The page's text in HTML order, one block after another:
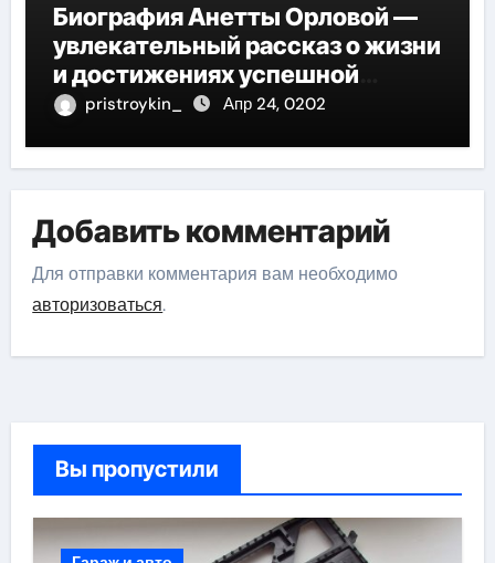
Биография Анетты Орловой —
увлекательный рассказ о жизни
и достижениях успешной
фигуристки
pristroykin_ Апр 24, 0202
Добавить комментарий
Для отправки комментария вам необходимо
авторизоваться.
Вы пропустили